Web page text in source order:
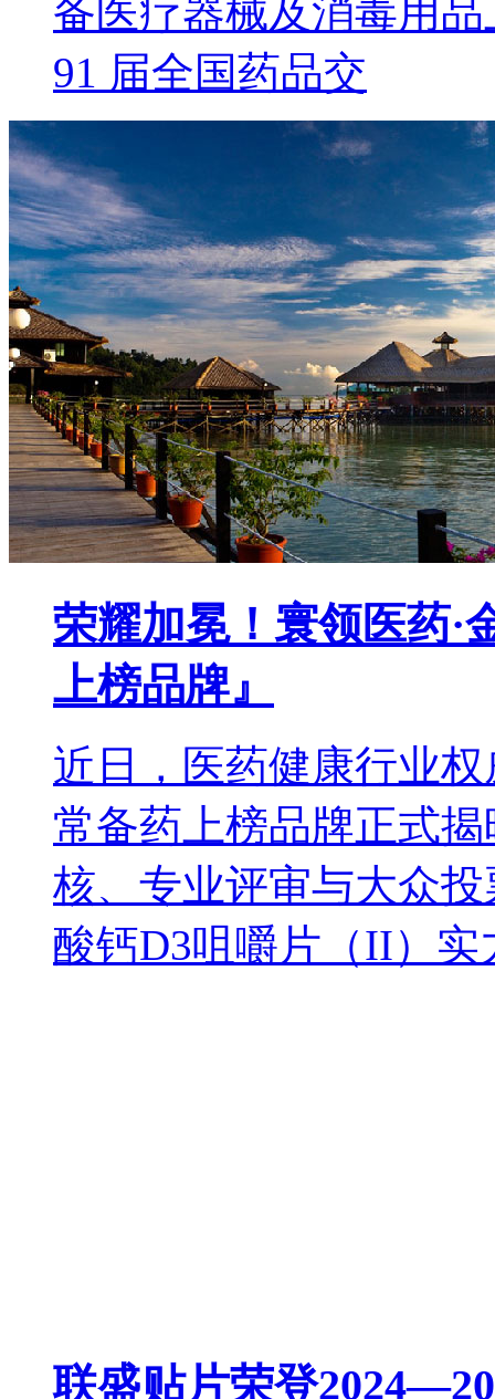
备医疗器械及消毒用
91 届全国药品交
荣耀加冕！寰领医药·
上榜品牌』
近日，医药健康行业
常备药上榜品牌正式
核、专业评审与大众
酸钙D3咀嚼片（II）实
联盛贴片荣登